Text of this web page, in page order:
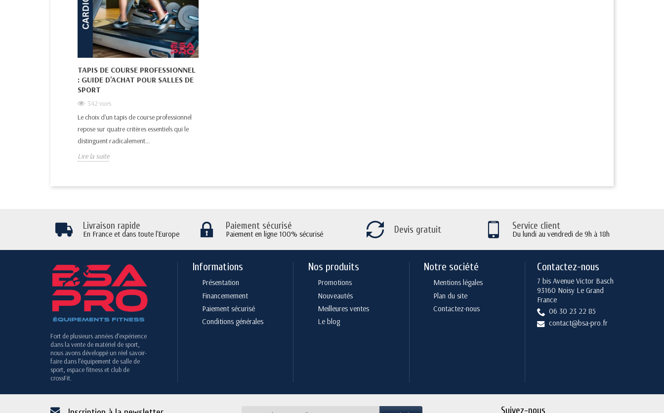
TAPIS DE COURSE PROFESSIONNEL
: GUIDE D'ACHAT POUR SALLES DE
SPORT
342 vues
Le choix d'un tapis de course professionnel
repose sur quatre critères essentiels qui le
distinguent radicalement...
Lire la suite
Livraison rapide
En France et dans toute l'Europe
Paiement sécurisé
Paiement en ligne 100% sécurisé Devis gratuit Service client
Du lundi au vendredi de 9h à 18h
Fort de plusieurs années d’expérience
dans la vente de matériel de sport,
nous avons développé un réel savoir-
faire dans l’équipement de salle de
sport, espace fitness et club de
crossFit.
Informations
Présentation
Financemement
Paiement sécurisé
Conditions générales
Nos produits
Promotions
Nouveautés
Meilleures ventes
Le blog
Notre société
Mentions légales
Plan du site
Contactez-nous
Contactez-nous
7 bis Avenue Victor Basch
93160 Noisy Le Grand
France
06 30 23 22 85
contact@bsa-pro.fr
Suivez-nous